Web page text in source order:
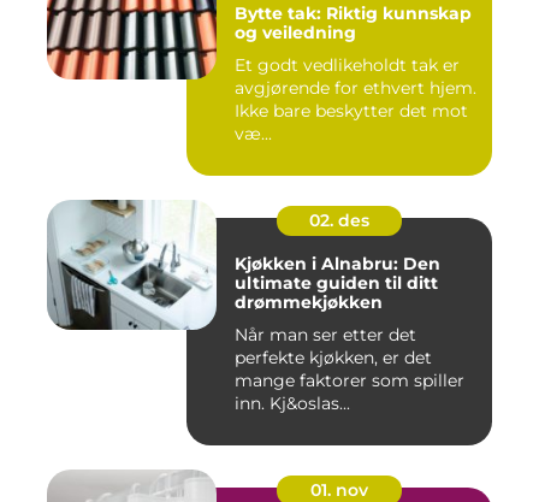
Bytte tak: Riktig kunnskap
og veiledning
Et godt vedlikeholdt tak er
avgjørende for ethvert hjem.
Ikke bare beskytter det mot
væ...
02. des
Kjøkken i Alnabru: Den
ultimate guiden til ditt
drømmekjøkken
Når man ser etter det
perfekte kjøkken, er det
mange faktorer som spiller
inn. Kj&oslas...
01. nov